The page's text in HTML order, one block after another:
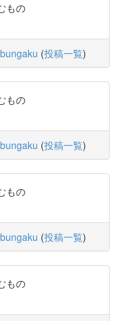
もの
(投稿一覧)
もの
(投稿一覧)
もの
(投稿一覧)
もの